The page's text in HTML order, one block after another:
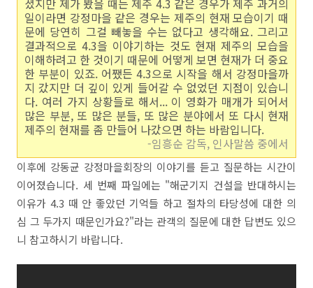
일이라면 강정마을 같은 경우는 제주의 현재 모습이기 때
문에 당연히 그걸 빼놓을 수는 없다고 생각해요. 그리고
결과적으로 4.3을 이야기하는 것도 현재 제주의 모습을
이해하려고 한 것이기 때문에 어떻게 보면 현재가 더 중요
한 부분이 있죠. 어쨌든 4.3으로 시작을 해서 강정마을까
지 갔지만 더 깊이 있게 들어갈 수 없었던 지점이 있습니
다. 여러 가지 상황들로 해서... 이 영화가 매개가 되어서
많은 부분, 또 많은 분들, 또 많은 분야에서 또 다시 현재
제주의 현재를 좀 만들어 나갔으면 하는 바람입니다.
-임흥순 감독, 인사말씀 중에서
이후에 강동균 강정마을회장의 이야기를 듣고 질문하는 시간이
이어졌습니다. 세 번째 파일에는 "해군기지 건설을 반대하시는
이유가 4.3 때 안 좋았던 기억들 하고 절차의 타당성에 대한 의
심 그 두가지 때문인가요?"라는 관객의 질문에 대한 답변도 있으
니 참고하시기 바랍니다.